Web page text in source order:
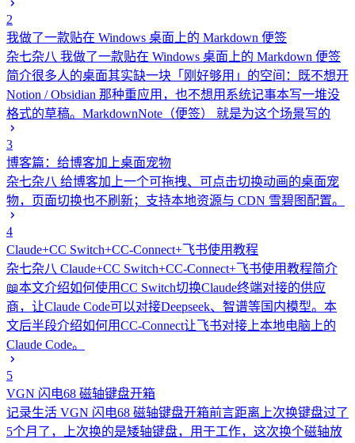
2
我做了一款贴在 Windows 桌面上的 Markdown 便签
杂七杂八 我做了一款贴在 Windows 桌面上的 Markdown 便签
简介很多人的桌面其实缺一块「刚好够用」的空间：既不想开
Notion / Obsidian 那种重应用，也不想用系统记事本写一堆没
格式的草稿。MarkdownNote（便签） 就是为这个场景写的
3
博客篇：给博客加上桌面宠物
杂七杂八 给博客加上一个可拖拽、可点击切换动画的桌面宠
物，页面切换也不刷新；支持本地资源与 CDN 雪碧图配置。
4
Claude+CC Switch+CC-Connect+飞书使用教程
杂七杂八 Claude+CC Switch+CC-Connect+飞书使用教程简介
📖本文介绍如何使用CC Switch切换Claude终端对接的供应
商，让Claude Code可以对接Deepseek、智谱等国内模型。本
文后半段介绍如何用CC-Connect让飞书对接上本地电脑上的
Claude Code。
5
VGN 闪电68 磁轴键盘开箱
记录生活 VGN 闪电68 磁轴键盘开箱前言距离上次换键盘过了
5个月了，上次换的是矮轴键盘，用于工作，这次换个磁轴放